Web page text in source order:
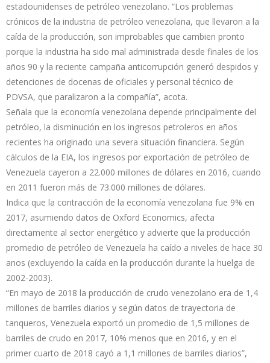
estadounidenses de petróleo venezolano. “Los problemas
crónicos de la industria de petróleo venezolana, que llevaron a la
caída de la producción, son improbables que cambien pronto
porque la industria ha sido mal administrada desde finales de los
años 90 y la reciente campaña anticorrupción generó despidos y
detenciones de docenas de oficiales y personal técnico de
PDVSA, que paralizaron a la compañía”, acota.
Señala que la economía venezolana depende principalmente del
petróleo, la disminución en los ingresos petroleros en años
recientes ha originado una severa situación financiera. Según
cálculos de la EIA, los ingresos por exportación de petróleo de
Venezuela cayeron a 22.000 millones de dólares en 2016, cuando
en 2011 fueron más de 73.000 millones de dólares.
Indica que la contracción de la economía venezolana fue 9% en
2017, asumiendo datos de Oxford Economics, afecta
directamente al sector energético y advierte que la producción
promedio de petróleo de Venezuela ha caído a niveles de hace 30
anos (excluyendo la caída en la producción durante la huelga de
2002-2003).
“En mayo de 2018 la producción de crudo venezolano era de 1,4
millones de barriles diarios y según datos de trayectoria de
tanqueros, Venezuela exportó un promedio de 1,5 millones de
barriles de crudo en 2017, 10% menos que en 2016, y en el
primer cuarto de 2018 cayó a 1,1 millones de barriles diarios”,